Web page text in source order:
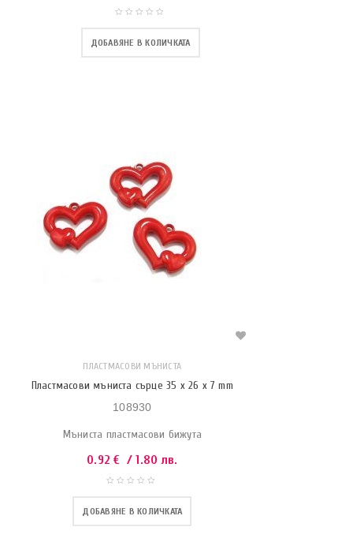
ДОБАВЯНЕ В КОЛИЧКАТА
ПЛАСТМАСОВИ МЪНИСТА
Пластмасови мъниста сърце 35 x 26 x 7 mm
108930
Мъниста пластмасови бижута
0.92€ / 1.80 лв.
ДОБАВЯНЕ В КОЛИЧКАТА